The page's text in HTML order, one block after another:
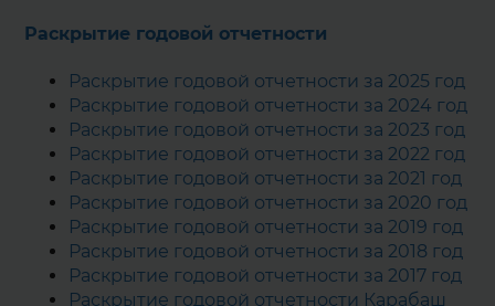
Раскрытие годовой отчетности
Раскрытие годовой отчетности за 2025 год
Раскрытие годовой отчетности за 2024 год
Раскрытие годовой отчетности за 2023 год
Раскрытие годовой отчетности за 2022 год
Раскрытие годовой отчетности за 2021 год
Раскрытие годовой отчетности за 2020 год
Раскрытие годовой отчетности за 2019 год
Раскрытие годовой отчетности за 2018 год
Раскрытие годовой отчетности за 2017 год
Раскрытие годовой отчетности Карабаш